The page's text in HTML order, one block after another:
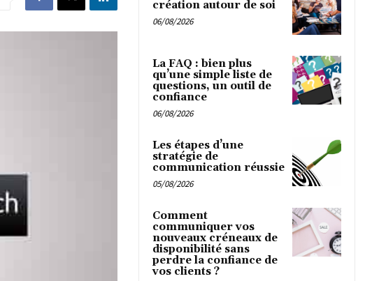
création autour de soi
06/08/2026
La FAQ : bien plus
qu’une simple liste de
questions, un outil de
confiance
06/08/2026
Les étapes d’une
stratégie de
communication réussie
05/08/2026
Comment
communiquer vos
nouveaux créneaux de
disponibilité sans
perdre la confiance de
vos clients ?